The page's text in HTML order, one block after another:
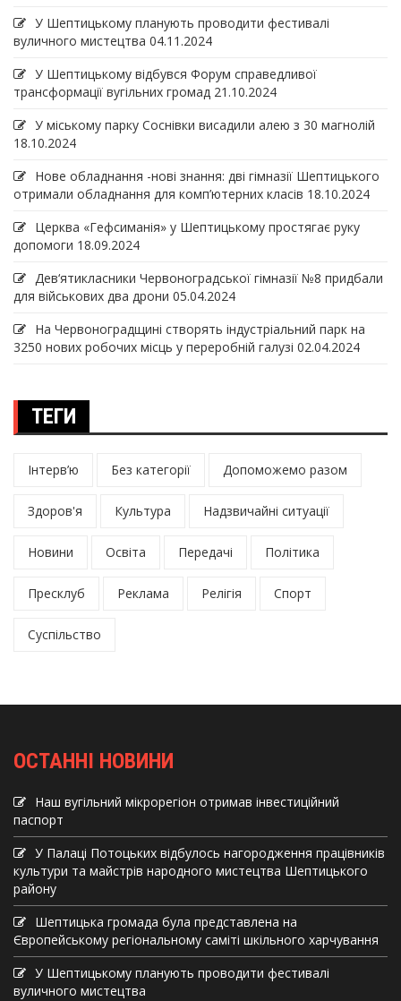
У Шептицькому планують проводити фестивалі
вуличного мистецтва 04.11.2024
У Шептицькому відбувся Форум справедливої
трансформації вугільних громад 21.10.2024
У міському парку Соснівки висадили алею з 30 магнолій
18.10.2024
Нове обладнання -нові знання: дві гімназії Шептицького
отримали обладнання для комп’ютерних класів 18.10.2024
Церква «Гефсиманія» у Шептицькому простягає руку
допомоги 18.09.2024
Дев‘ятикласники Червоноградської гімназії №8 придбали
для військових два дрони 05.04.2024
На Червоноградщині створять індустріальний парк на
3250 нових робочих місць у переробній галузі 02.04.2024
ТЕГИ
Інтерв’ю Без категорії Допоможемо разом
Здоров'я Культура Надзвичайні ситуації
Новини Освіта Передачі Політика
Пресклуб Реклама Релігія Спорт
Суспільство
ОСТАННІ НОВИНИ
Наш вугільний мікрорегіон отримав інвеcтиційний
паспорт
У Палаці Потоцьких відбулось нагородження працівників
культури та майстрів народного мистецтва Шептицького
району
Шептицька громада була представлена на
Європейському регіональному саміті шкільного харчування
У Шептицькому планують проводити фестивалі
вуличного мистецтва